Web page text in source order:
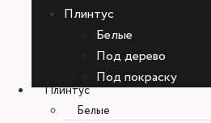
Плинтус
Белые
Под дерево
Под покраску
Плинтус
Белые